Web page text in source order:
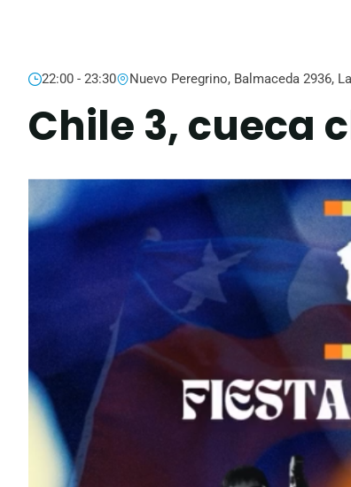
22:00 - 23:30 Nuevo Peregrino, Balmaceda 2936,
Chile 3, cueca